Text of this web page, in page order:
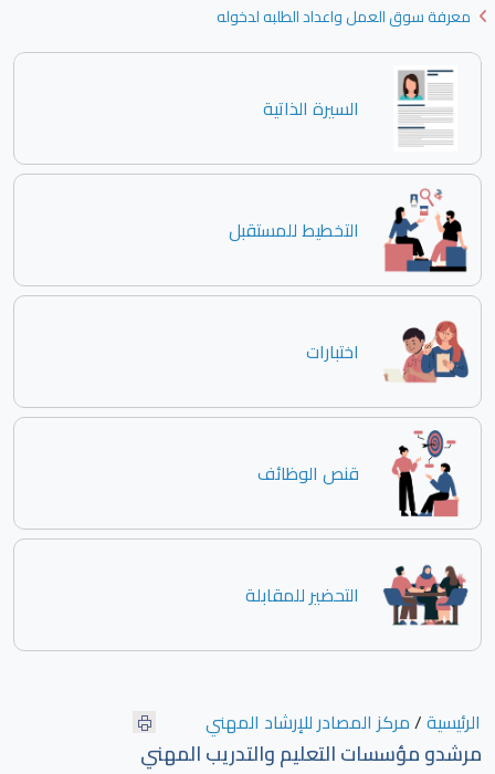
معرفة سوق العمل واعداد الطلبه لدخوله
السيرة الذاتية
التخطيط للمستقبل
اختبارات
قنص الوظائف
التحضير للمقابلة
الرئيسية/مركز المصادر للإرشاد المهني
مرشدو مؤسسات التعليم والتدريب المهني